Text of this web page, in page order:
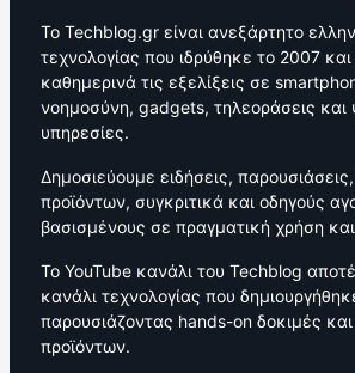
Το Techblog.gr είναι ανεξάρτητο
τεχνολογίας που ιδρύθηκε το 2007
καθημερινά τις εξελίξεις σε
νοημοσύνη, gadgets, τηλεοράσεις και
υπηρεσίες.
Δημοσιεύουμε ειδήσεις,
προϊόντων, συγκριτικά και οδηγούς
βασισμένους σε πραγματική χρήση και
Το YouTube κανάλι του Techblog
κανάλι τεχνολογίας που
παρουσιάζοντας hands-on δοκιμές
προϊόντων.